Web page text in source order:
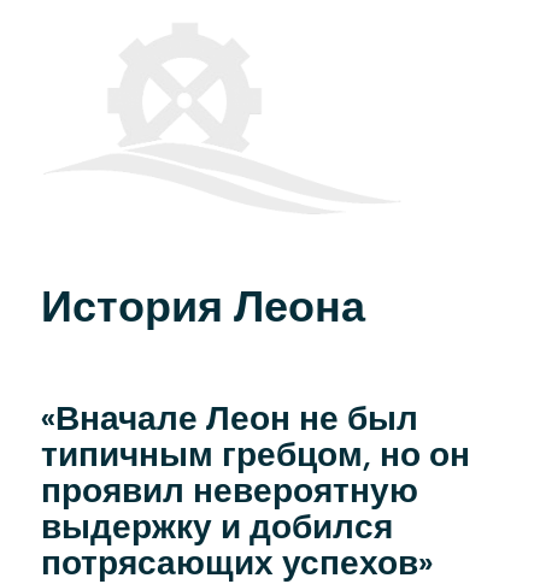
История Леона
«Вначале Леон не был
типичным гребцом, но он
проявил невероятную
выдержку и добился
потрясающих успехов»